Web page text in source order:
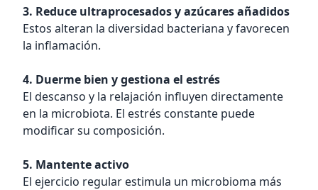
3. Reduce ultraprocesados y azúcares añadidos
Estos alteran la diversidad bacteriana y favorecen
la inflamación.
4. Duerme bien y gestiona el estrés
El descanso y la relajación influyen directamente
en la microbiota. El estrés constante puede
modificar su composición.
5. Mantente activo
El ejercicio regular estimula un microbioma más